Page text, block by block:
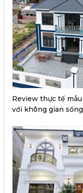
Review thực tế
với không gian